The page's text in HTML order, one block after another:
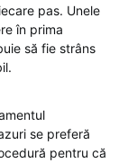
pas. Unele
în prima
să fie strâns
se preferă
pentru că